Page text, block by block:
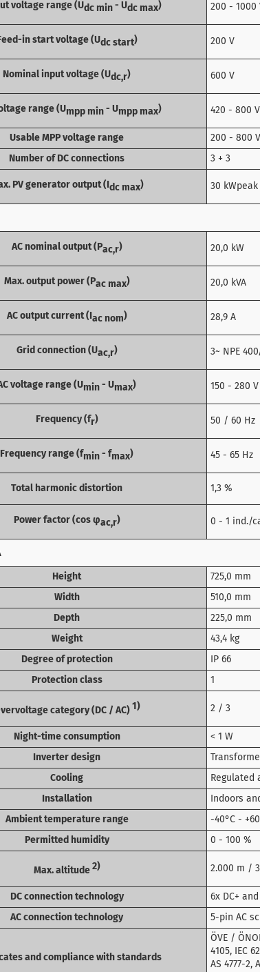
voltage range (Udc min- Udc max) 200 - 1000
in start voltage (Udc start) 200 V
Nominal input voltage (Udc,r) 600 V
range (Umpp min- Umpp max) 420 - 800 V
Usable MPP voltage range 200 - 800 V
Number of DC connections 3 + 3
PV generator output (I dc max) 30 kWpeak
AC nominal output (Pac,r) 20,0 kW
Max. output power (Pac max) 20,0 kVA
AC output current (I ac nom) 28,9 A
Grid connection (Uac,r) 3~ NPE
voltage range (Umin - Umax) 150 - 280 V
Frequency (fr) 50 / 60 Hz
Frequency range (fmin - fmax) 45 - 65 Hz
Total harmonic distortion 1,3 %
Power factor (cos φac,r) 0 - 1 ind./
Height 725,0 mm
Width 510,0 mm
Depth 225,0 mm
Weight 43,4 kg
Degree of protection IP 66
Protection class 1
category (DC / AC)1) 2 / 3
Night-time consumption < 1 W
Inverter design
Cooling Regulated
Installation Indoors
Ambient temperature range -40°C -
Permitted humidity 0 - 100 %
Max. altitude 2) 2.000 m /
DC connection technology 6x DC+
AC connection technology 5-pin AC
and compliance with standards
ÖVE /
4105, IEC
AS 4777-2,